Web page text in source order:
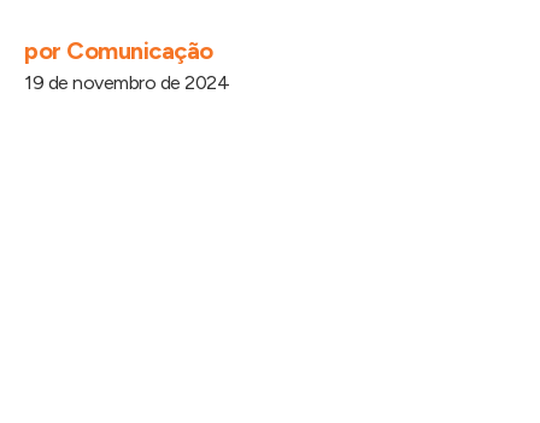
por Comunicação
19 de novembro de 2024